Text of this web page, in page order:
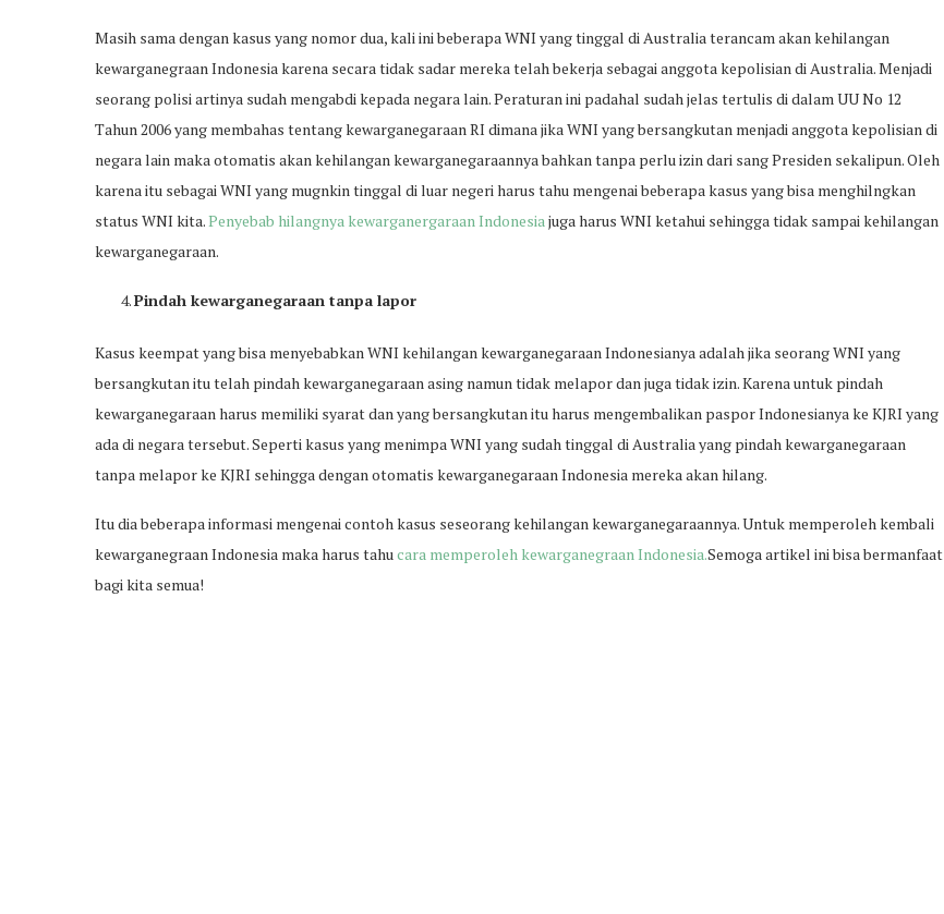
Masih sama dengan kasus yang nomor dua, kali ini beberapa WNI yang tinggal di Australia terancam akan kehilangan
kewarganegraan Indonesia karena secara tidak sadar mereka telah bekerja sebagai anggota kepolisian di Australia. Menjadi
seorang polisi artinya sudah mengabdi kepada negara lain. Peraturan ini padahal sudah jelas tertulis di dalam UU No 12
Tahun 2006 yang membahas tentang kewarganegaraan RI dimana jika WNI yang bersangkutan menjadi anggota kepolisian di
negara lain maka otomatis akan kehilangan kewarganegaraannya bahkan tanpa perlu izin dari sang Presiden sekalipun. Oleh
karena itu sebagai WNI yang mugnkin tinggal di luar negeri harus tahu mengenai beberapa kasus yang bisa menghilngkan
status WNI kita.Penyebab hilangnya kewarganergaraan Indonesiajuga harus WNI ketahui sehingga tidak sampai kehilangan
kewarganegaraan.
Pindah kewarganegaraan tanpa lapor
Kasus keempat yang bisa menyebabkan WNI kehilangan kewarganegaraan Indonesianya adalah jika seorang WNI yang
bersangkutan itu telah pindah kewarganegaraan asing namun tidak melapor dan juga tidak izin. Karena untuk pindah
kewarganegaraan harus memiliki syarat dan yang bersangkutan itu harus mengembalikan paspor Indonesianya ke KJRI yang
ada di negara tersebut. Seperti kasus yang menimpa WNI yang sudah tinggal di Australia yang pindah kewarganegaraan
tanpa melapor ke KJRI sehingga dengan otomatis kewarganegaraan Indonesia mereka akan hilang.
Itu dia beberapa informasi mengenai contoh kasus seseorang kehilangan kewarganegaraannya. Untuk memperoleh kembali
kewarganegraan Indonesia maka harus tahucara memperoleh kewarganegraan Indonesia.Semoga artikel ini bisa bermanfaat
bagi kita semua!